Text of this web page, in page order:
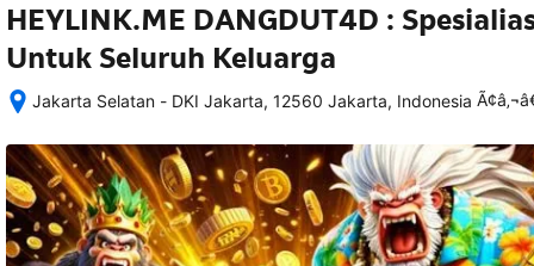
HEYLINK.ME DANGDUT4D :
Untuk Seluruh Keluarga
Jakarta Selatan - DKI Jakarta, 12560 Jakarta, Indonesia
memesan,
semua
rincian
akomodasi
termasuk